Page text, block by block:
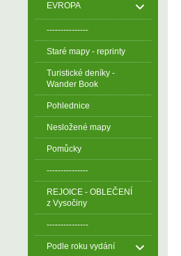
EVROPA
---------------
Staré mapy - reprinty
Turistické deníky -
Wander Book
Pohlednice
Nesložené mapy
Pomůcky
---------------
REJOICE - OBLEČENÍ
z Vysočiny
---------------
Podle roku vydání